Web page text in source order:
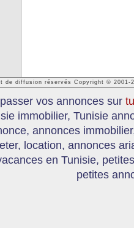
de diffusion réservés Copyright © 2001-
vos annonces sur
immobilier, Tunisie
annonces
location, annonces
en Tunisie,
petites